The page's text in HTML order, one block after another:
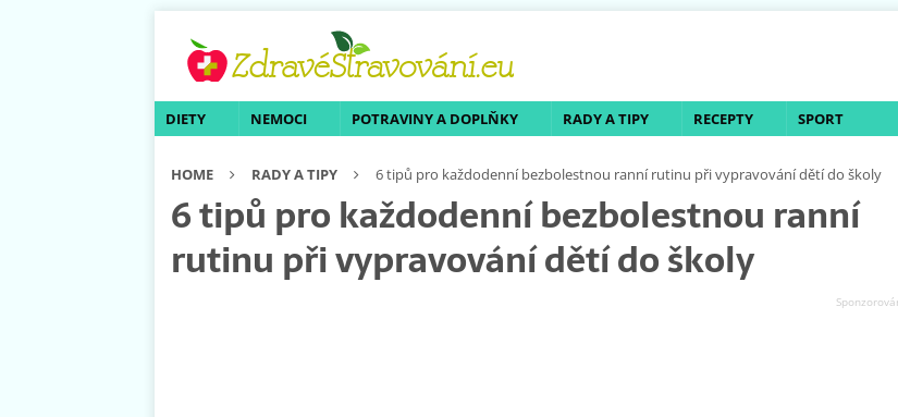
DIETY NEMOCI POTRAVINY A DOPLŇKY RADY A TIPY RECEPTY SPORT
HOME RADY A TIPY 6 tipů pro každodenní bezbolestnou ranní rutinu při vypravování dětí do školy
6 tipů pro každodenní bezbolestnou ranní
rutinu při vypravování dětí do školy